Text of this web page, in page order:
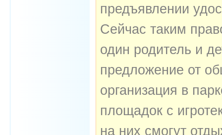
предъявлении
Сейчас таким
один родитель и
предложение от
организация в
площадок с
на них смогут